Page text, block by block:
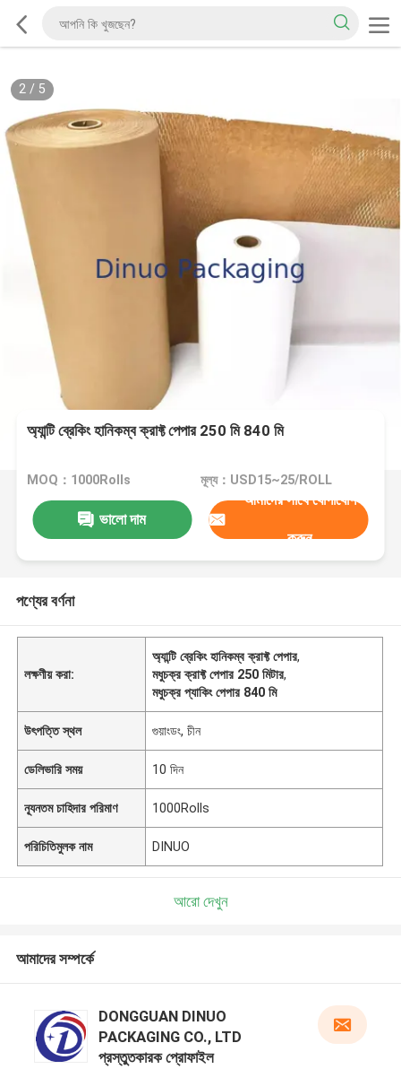
2/ 5
অ্যান্টি ব্রেকিং হানিকম্ব ক্রাফ্ট পেপার 250 মি 840 মি
MOQ：1000Rolls মূল্য：USD15~25/ROLL
ভালো দাম
আমাদের সাথে যোগাযোগ
করুন
পণ্যের বর্ণনা
লক্ষণীয় করা:
অ্যান্টি ব্রেকিং হানিকম্ব ক্রাফ্ট পেপার,
মধুচক্র ক্রাফ্ট পেপার 250 মিটার,
মধুচক্র প্যাকিং পেপার 840 মি
উৎপত্তি স্থল গুয়াংডং, চীন
ডেলিভারি সময় 10 দিন
ন্যূনতম চাহিদার পরিমাণ 1000Rolls
পরিচিতিমুলক নাম DINUO
আরো দেখুন
আমাদের সম্পর্কে
DONGGUAN DINUO
PACKAGING CO., LTD
প্রস্তুতকারক প্রোফাইল